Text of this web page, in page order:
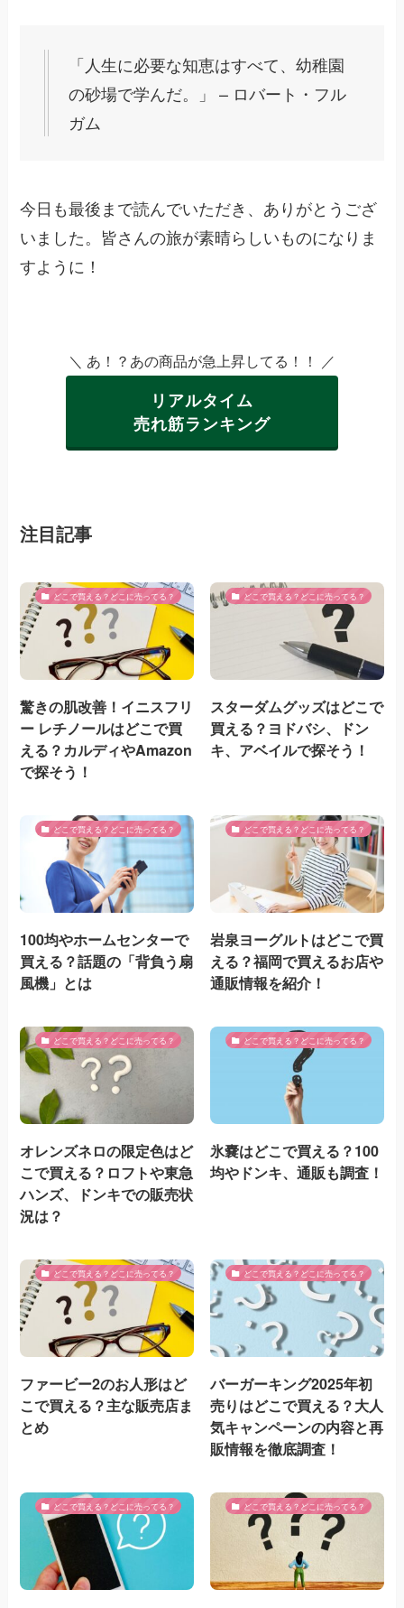
「人生に必要な知恵はすべて、幼稚園
の砂場で学んだ。」 – ロバート・フル
ガム
今日も最後まで読んでいただき、ありがとうござ
いました。皆さんの旅が素晴らしいものになりま
すように！
＼ あ！？あの商品が急上昇してる！！ ／
リアルタイム
売れ筋ランキング
注目記事
どこで買える？どこに売ってる？
驚きの肌改善！イニスフリ
ー レチノールはどこで買
える？カルディやAmazon
で探そう！
どこで買える？どこに売ってる？
スターダムグッズはどこで
買える？ヨドバシ、ドン
キ、アベイルで探そう！
どこで買える？どこに売ってる？
100均やホームセンターで
買える？話題の「背負う扇
風機」とは
どこで買える？どこに売ってる？
岩泉ヨーグルトはどこで買
える？福岡で買えるお店や
通販情報を紹介！
どこで買える？どこに売ってる？
オレンズネロの限定色はど
こで買える？ロフトや東急
ハンズ、ドンキでの販売状
況は？
どこで買える？どこに売ってる？
氷嚢はどこで買える？100
均やドンキ、通販も調査！
どこで買える？どこに売ってる？
ファービー2のお人形はど
こで買える？主な販売店ま
とめ
どこで買える？どこに売ってる？
バーガーキング2025年初
売りはどこで買える？大人
気キャンペーンの内容と再
販情報を徹底調査！
どこで買える？どこに売ってる？ どこで買える？どこに売ってる？